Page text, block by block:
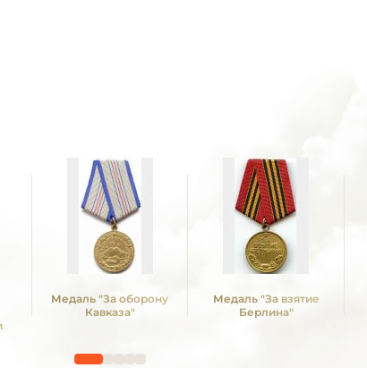
Медаль "За оборону
Кавказа"
Медаль "За взятие
Берлина"